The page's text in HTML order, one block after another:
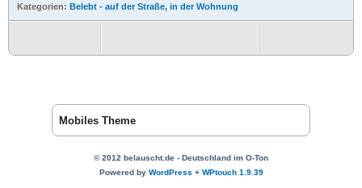
Kategorien: Belebt - auf der Straße, in der Wohnung
Mobiles Theme
© 2012 belauscht.de - Deutschland im O-Ton
Powered by WordPress+ WPtouch 1.9.39